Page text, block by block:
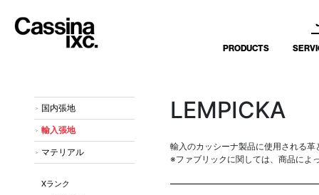
PRODUCTS
LEMPICKA
輸入のカッシーナ製品に使用される
※ファブリックに関しては、商品によ
国内張地
輸入張地
マテリアル
Xランク